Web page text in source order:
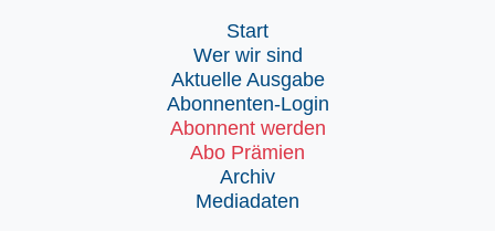
Start
Wer wir sind
Aktuelle Ausgabe
Abonnenten-Login
Abonnent werden
Abo Prämien
Archiv
Mediadaten